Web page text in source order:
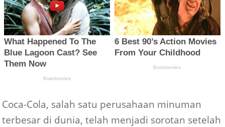
Coca-Cola, salah satu perusahaan minuman
terbesar di dunia, telah menjadi sorotan setelah